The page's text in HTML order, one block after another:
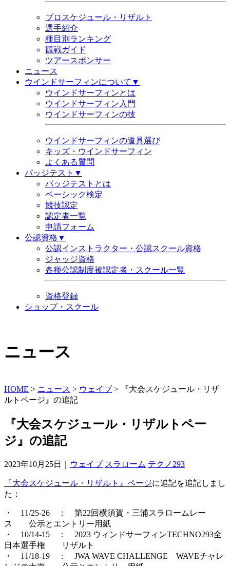
プロスケジュール・リザルト
選手紹介
種目別ランキング
観戦ガイド
ツアースポンサー
ニュース
ウインドサーフィンについて▼
ウインドサーフィンとは
ウインドサーフィン入門
ウインドサーフィンの技
ウインドサーフィンの道具選び
キッズ・ウインドサーフィン
よくある質問
バッジテスト▼
バッジテストとは
ベーシック検定
競技認定
認定者一覧
申請フォーム
公認資格▼
公認インストラクター・公認スクール資格
ジャッジ資格
各種公認制度被認定者・スクール一覧
資格登録
ショップ・スクール
ニュース
HOME > ニュース > ウェイブ >
『大会スケジュール・リザ
ルトページ』の追記
『大会スケジュール・リザルトペー
ジ』の追記
2023年10月25日｜ ウェイブ スラローム テクノ293
『大会スケジュール・リザルト』ページに追記を追記しまし
た：
・ 11/25-26 ： 第22回横須賀・三浦スラロームレー
ス 公示とエントリー用紙
・ 10/14-15 ： 2023 ウィンドサーフィンTECHNO293全
日本選手権 リザルト
・ 11/18-19 ： JWA WAVE CHALLENGE WAVEチャレ